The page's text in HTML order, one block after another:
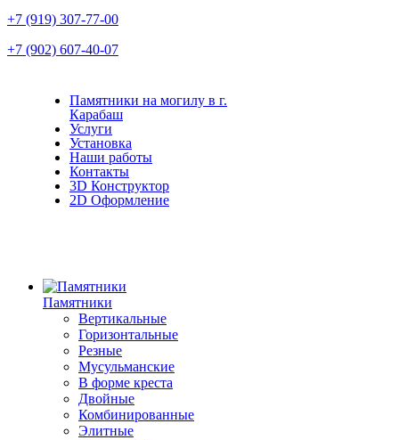
+7 (919) 307-77-00
+7 (902) 607-40-07
Памятники на могилу в г.
Карабаш
Услуги
Установка
Наши работы
Контакты
3D Конструктор
2D Оформление
Памятники
Вертикальные
Горизонтальные
Резные
Мусульманские
В форме креста
Двойные
Комбинированные
Элитные